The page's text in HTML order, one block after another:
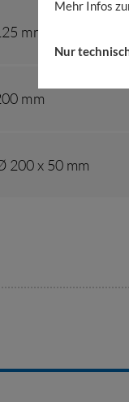
mm
mm
200 x 50 mm
Mehr Infos
Nur